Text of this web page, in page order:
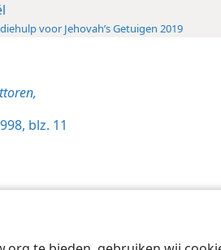
voor Jehovah’s Getuigen 2019
blz. 11
Society of Pennsylvania